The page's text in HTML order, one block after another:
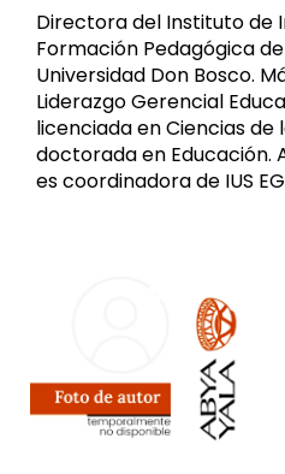
Directora del Instituto de
Formación Pedagógica
Universidad Don Bosco.
Liderazgo Gerencial
licenciada en Ciencias de
doctorada en Educación.
es coordinadora de IUS